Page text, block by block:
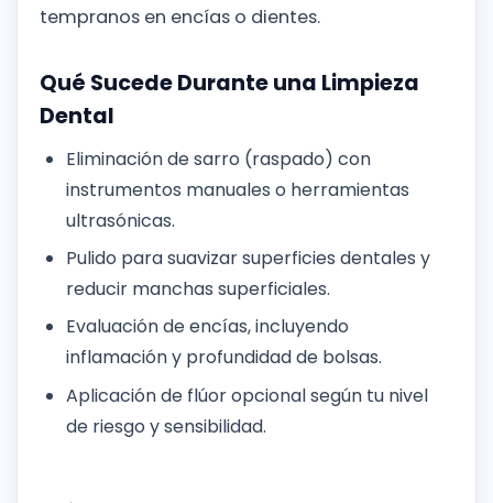
tempranos en encías o dientes.
Qué Sucede Durante una Limpieza
Dental
Eliminación de sarro (raspado) con
instrumentos manuales o herramientas
ultrasónicas.
Pulido para suavizar superficies dentales y
reducir manchas superficiales.
Evaluación de encías, incluyendo
inflamación y profundidad de bolsas.
Aplicación de flúor opcional según tu nivel
de riesgo y sensibilidad.